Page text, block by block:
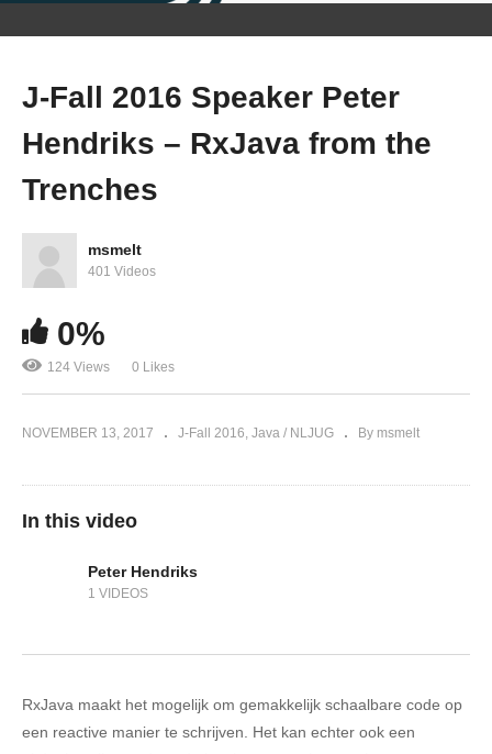
to gRPC
J-Fall 2016 Speaker Peter
Hendriks – RxJava from the
Trenches
msmelt
401 Videos
0%
124 Views 0 Likes
NOVEMBER 13, 2017 J-Fall 2016 Java / NLJUG By msmelt
In this video
Peter Hendriks
1 VIDEOS
RxJava maakt het mogelijk om gemakkelijk schaalbare code op
een reactive manier te schrijven. Het kan echter ook een